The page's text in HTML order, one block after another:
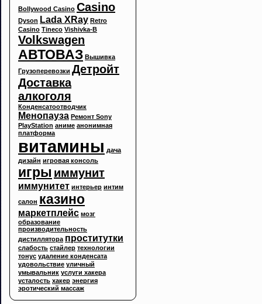
Bollywood Casino Casino
Dyson Lada XRay Retro
Casino Tineco Vishivka-B
Volkswagen
АВТОВАЗ Вышивка
Грузоперевозки Детройт
Доставка
алкоголя
Конденсатоотводчик
Менопауза Ремонт Sony
PlayStation аниме анонимная
платформа
витамины дача
дизайн игровая консоль
игры иммунит
иммунитет интерьер интим
салон казино
маркетплейс мозг
образование
производительность
дистиллятора проститутки
слабость стайлер технологии
тонус удаление конденсата
удовольствие уличный
умывальник услуги хакера
усталость хакер энергия
эротический массаж